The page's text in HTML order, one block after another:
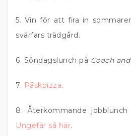
5. Vin för att fira in
svärfars trädgård.
6. Söndagslunch på Coach
7. Påskpizza.
8. Återkommande
Ungefär så här.